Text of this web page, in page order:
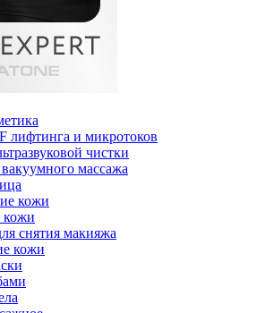
лифтинга и микротоков
чистки
массажа
кожи
снятия макияжа
кожи